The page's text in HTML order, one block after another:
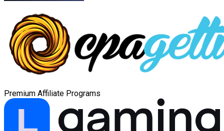
Premium Affiliate Programs